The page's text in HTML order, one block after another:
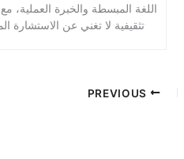
اللغة المبسطة والخبرة العملية،
تثقيفية لا تغني عن